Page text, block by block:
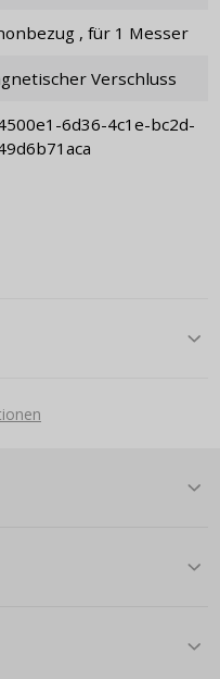
, für 1 Messer
Verschluss